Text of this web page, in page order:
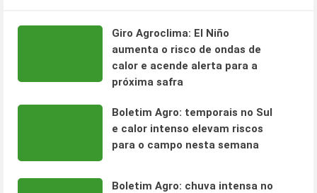
Giro Agroclima: El Niño
aumenta o risco de ondas de
calor e acende alerta para a
próxima safra
Boletim Agro: temporais no Sul
e calor intenso elevam riscos
para o campo nesta semana
Boletim Agro: chuva intensa no